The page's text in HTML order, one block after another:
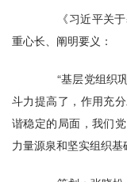
《习近平关于
重心长、阐明要义：
“基层党组织巩
斗力提高了，作用充
谐稳定的局面，我们
力量源泉和坚实组织